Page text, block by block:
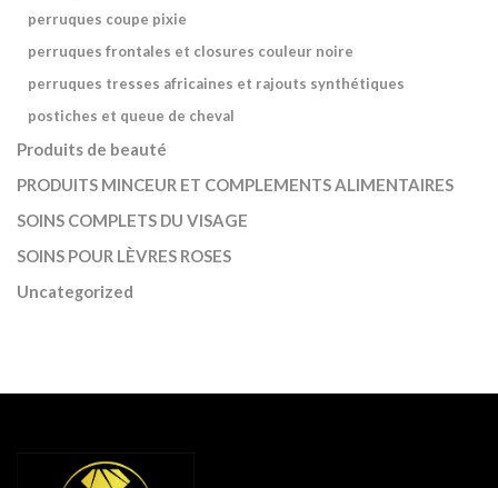
perruques coupe pixie
perruques frontales et closures couleur noire
perruques tresses africaines et rajouts synthétiques
postiches et queue de cheval
Produits de beauté
PRODUITS MINCEUR ET COMPLEMENTS ALIMENTAIRES
SOINS COMPLETS DU VISAGE
SOINS POUR LÈVRES ROSES
Uncategorized